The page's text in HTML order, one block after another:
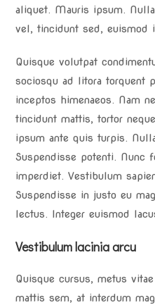
aliquet. Mauris ipsum.
vel, tincidunt sed, euismod
Quisque volutpat
sociosqu ad litora torquent
inceptos himenaeos. Nam
tincidunt mattis, tortor
ipsum ante quis turpis.
Suspendisse potenti. Nunc
imperdiet. Vestibulum
Suspendisse in justo eu
lectus. Integer euismod
Vestibulum lacinia arcu
Quisque cursus, metus
mattis sem, at interdum